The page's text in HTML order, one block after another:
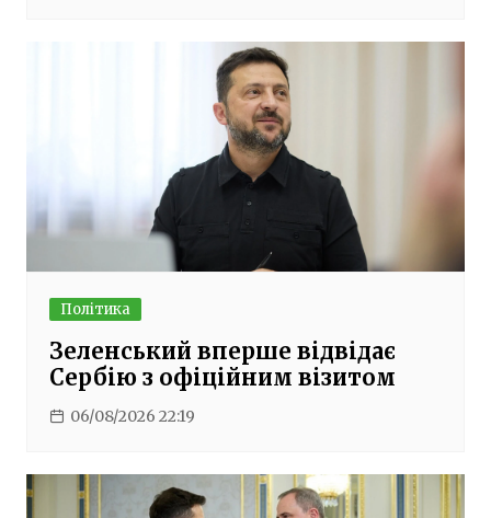
Політика
Зеленський вперше відвідає
Сербію з офіційним візитом
06/08/2026 22:19